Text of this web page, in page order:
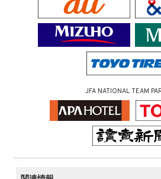
JFA NATIONAL TEAM